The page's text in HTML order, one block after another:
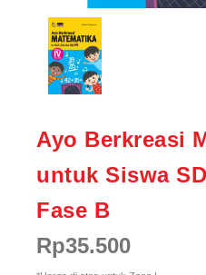
Ayo Berkreasi
untuk Siswa
Fase B
Rp35.500